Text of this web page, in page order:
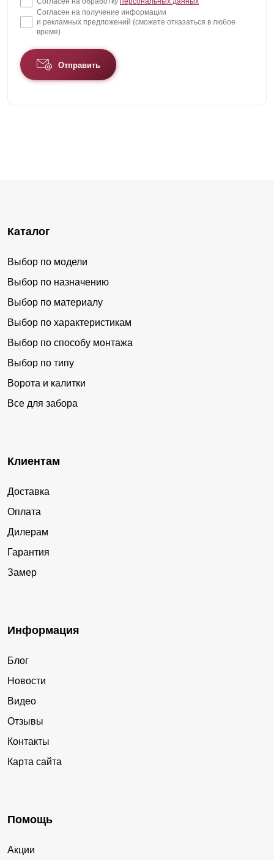
Согласен на получение информации
и рекламных предложений (сможете отказаться в любое
время)
Отправить
Каталог
Выбор по модели
Выбор по назначению
Выбор по материалу
Выбор по характеристикам
Выбор по способу монтажа
Выбор по типу
Ворота и калитки
Все для забора
Клиентам
Доставка
Оплата
Дилерам
Гарантия
Замер
Информация
Блог
Новости
Видео
Отзывы
Контакты
Карта сайта
Помощь
Акции